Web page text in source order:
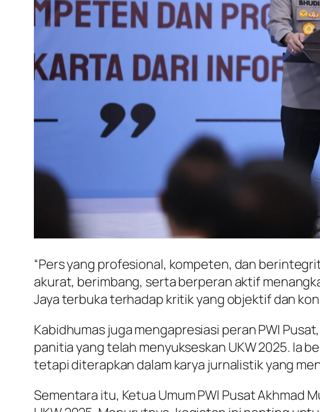
“Pers yang profesional, kompeten, dan
akurat, berimbang, serta berperan aktif
Jaya terbuka terhadap kritik yang objektif dan
Kabidhumas juga mengapresiasi peran PWI
panitia yang telah menyukseskan UKW 2025. Ia
tetapi diterapkan dalam karya jurnalistik yang
Sementara itu, Ketua Umum PWI Pusat Akhmad